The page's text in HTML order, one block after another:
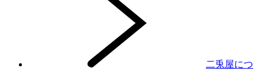
二兎屋につ